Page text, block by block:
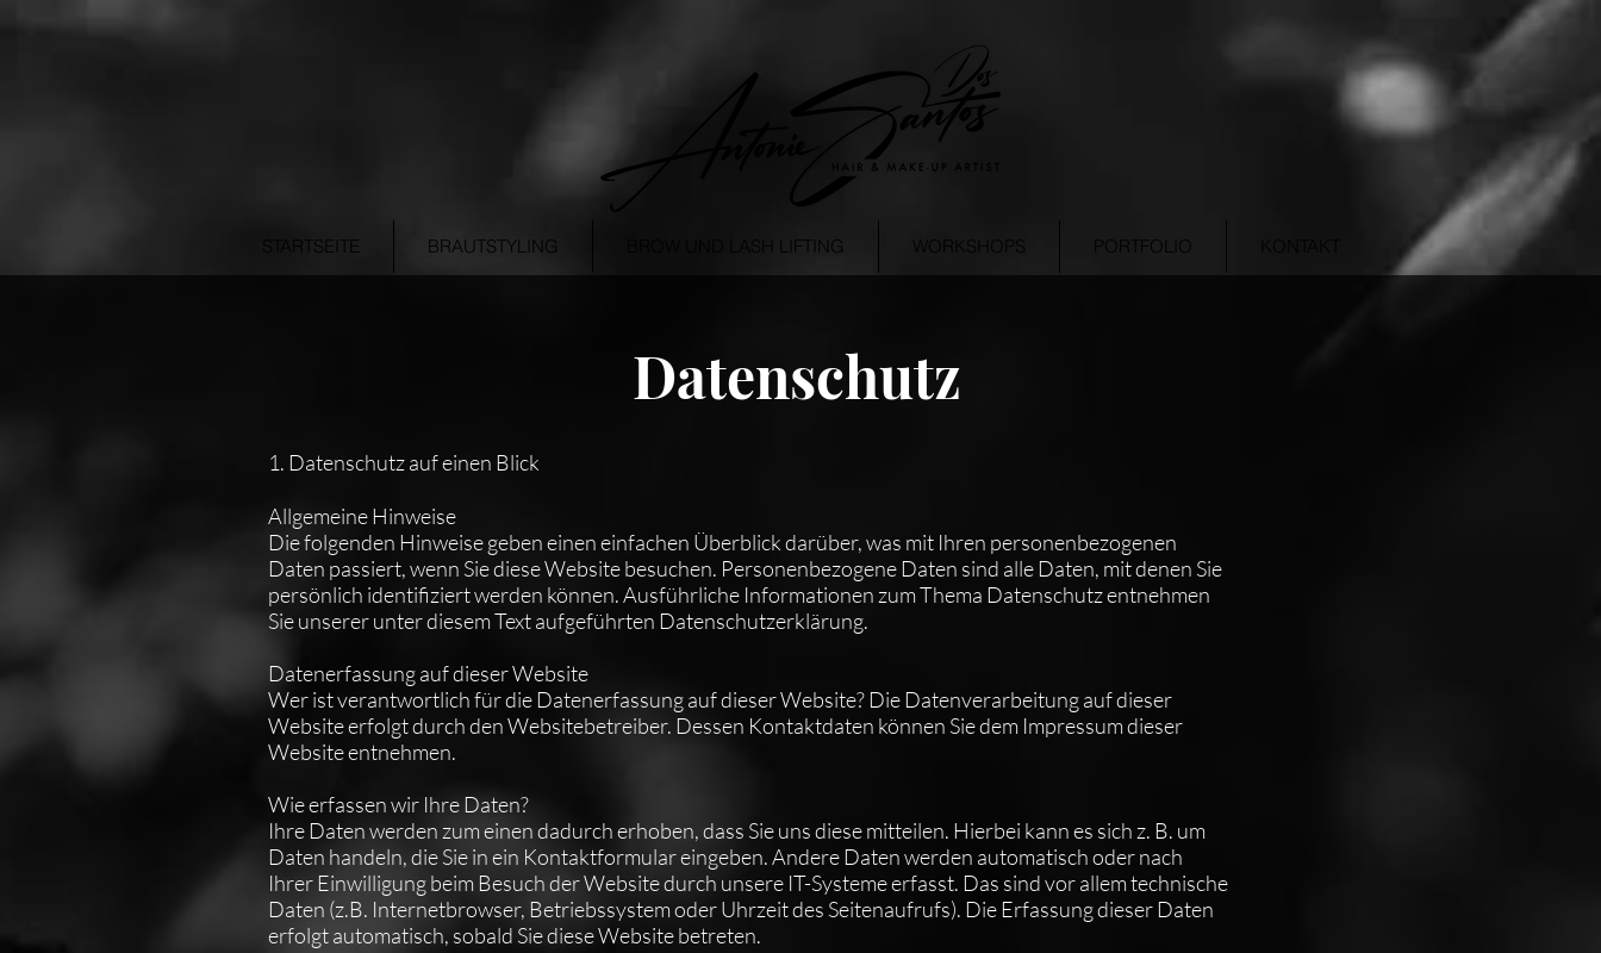
STARTSEITE BRAUTSTYLING BROW UND LASH LIFTING WORKSHOPS PORTFOLIO
Datenschutz
1. Datenschutz auf einen Blick
Allgemeine Hinweise
Die folgenden Hinweise geben einen einfachen Überblick darüber, was mit Ihren personenbezogenen
Daten passiert, wenn Sie diese Website besuchen. Personenbezogene Daten sind alle Daten, mit denen Sie
persönlich identifiziert werden können. Ausführliche Informationen zum Thema Datenschutz entnehmen
Sie unserer unter diesem Text aufgeführten Datenschutzerklärung.
Datenerfassung auf dieser Website
Wer ist verantwortlich für die Datenerfassung auf dieser Website? Die Datenverarbeitung auf dieser
Website erfolgt durch den Websitebetreiber. Dessen Kontaktdaten können Sie dem Impressum dieser
Website entnehmen.
Wie erfassen wir Ihre Daten?
Ihre Daten werden zum einen dadurch erhoben, dass Sie uns diese mitteilen. Hierbei kann es sich z. B. um
Daten handeln, die Sie in ein Kontaktformular eingeben. Andere Daten werden automatisch oder nach
Ihrer Einwilligung beim Besuch der Website durch unsere IT-Systeme erfasst. Das sind vor allem technische
Daten (z.B. Internetbrowser, Betriebssystem oder Uhrzeit des Seitenaufrufs). Die Erfassung dieser Daten
erfolgt automatisch, sobald Sie diese Website betreten.